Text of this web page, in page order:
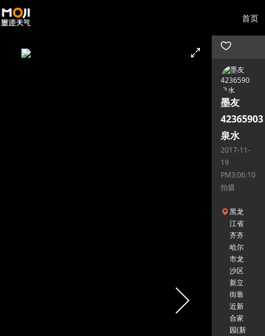
首页
墨友
42365903
泉水
2017-11-
19
PM3:06:10
拍摄
黑龙
江省
齐齐
哈尔
市龙
沙区
新立
街靠
近新
合家
园(新